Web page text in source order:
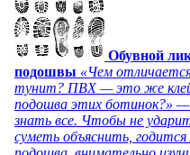
Обувной
подошвы «Чем
тунит? ПВХ — это же
подошва этих ботинок?» —
знать все. Чтобы не
суметь объяснить,